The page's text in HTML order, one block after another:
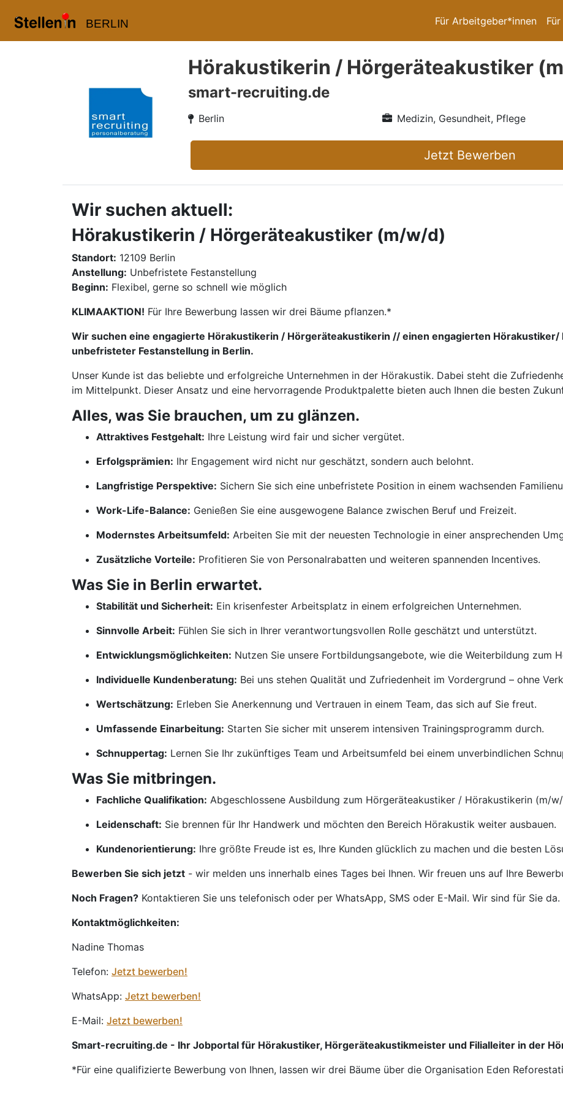
BERLIN Für Arbeitgeber*innen
Hörakustikerin / Hörgeräteakustiker
smart-recruiting.de
Berlin Medizin, Gesundheit, Pflege
Jetzt Bewerben
Wir suchen aktuell:
Hörakustikerin / Hörgeräteakustiker (m/w/d)
Standort: 12109 Berlin
Anstellung: Unbefristete Festanstellung
Beginn: Flexibel, gerne so schnell wie möglich
KLIMAAKTION! Für Ihre Bewerbung lassen wir drei Bäume pflanzen.*
Wir suchen eine engagierte Hörakustikerin / Hörgeräteakustikerin // einen engagierten
unbefristeter Festanstellung in Berlin.
Unser Kunde ist das beliebte und erfolgreiche Unternehmen in der Hörakustik. Dabei steht die
im Mittelpunkt. Dieser Ansatz und eine hervorragende Produktpalette bieten auch Ihnen die besten
Alles, was Sie brauchen, um zu glänzen.
Attraktives Festgehalt: Ihre Leistung wird fair und sicher vergütet.
Erfolgsprämien: Ihr Engagement wird nicht nur geschätzt, sondern auch belohnt.
Langfristige Perspektive: Sichern Sie sich eine unbefristete Position in einem wachsenden
Work-Life-Balance: Genießen Sie eine ausgewogene Balance zwischen Beruf und Freizeit.
Modernstes Arbeitsumfeld: Arbeiten Sie mit der neuesten Technologie in einer ansprechenden
Zusätzliche Vorteile: Profitieren Sie von Personalrabatten und weiteren spannenden Incentives.
Was Sie in Berlin erwartet.
Stabilität und Sicherheit: Ein krisenfester Arbeitsplatz in einem erfolgreichen Unternehmen.
Sinnvolle Arbeit: Fühlen Sie sich in Ihrer verantwortungsvollen Rolle geschätzt und unterstützt.
Entwicklungsmöglichkeiten: Nutzen Sie unsere Fortbildungsangebote, wie die Weiterbildung zum
Individuelle Kundenberatung: Bei uns stehen Qualität und Zufriedenheit im Vordergrund – ohne
Wertschätzung: Erleben Sie Anerkennung und Vertrauen in einem Team, das sich auf Sie freut.
Umfassende Einarbeitung: Starten Sie sicher mit unserem intensiven Trainingsprogramm durch.
Schnuppertag: Lernen Sie Ihr zukünftiges Team und Arbeitsumfeld bei einem unverbindlichen
Was Sie mitbringen.
Fachliche Qualifikation: Abgeschlossene Ausbildung zum Hörgeräteakustiker / Hörakustikerin (m/
Leidenschaft: Sie brennen für Ihr Handwerk und möchten den Bereich Hörakustik weiter ausbauen.
Kundenorientierung: Ihre größte Freude ist es, Ihre Kunden glücklich zu machen und die besten
Bewerben Sie sich jetzt - wir melden uns innerhalb eines Tages bei Ihnen. Wir freuen uns auf Ihre
Noch Fragen? Kontaktieren Sie uns telefonisch oder per WhatsApp, SMS oder E-Mail. Wir sind für Sie da.
Kontaktmöglichkeiten:
Nadine Thomas
Telefon: Jetzt bewerben!
WhatsApp: Jetzt bewerben!
E-Mail: Jetzt bewerben!
Smart-recruiting.de - Ihr Jobportal für Hörakustiker, Hörgeräteakustikmeister und Filialleiter in der
*Für eine qualifizierte Bewerbung von Ihnen, lassen wir drei Bäume über die Organisation Eden